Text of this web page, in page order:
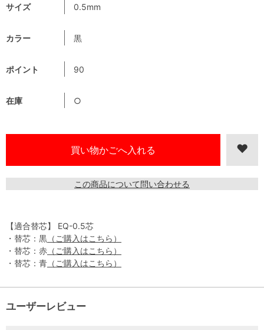
サイズ 0.5mm
カラー 黒
ポイント 90
在庫 ○
この商品について問い合わせる
【適合替芯】 EQ-0.5芯
・替芯：黒 （ご購入はこちら）
・替芯：赤 （ご購入はこちら）
・替芯：青 （ご購入はこちら）
ユーザーレビュー